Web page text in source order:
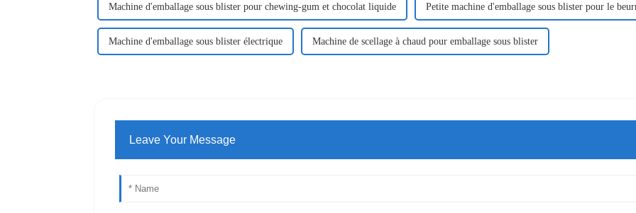
Machine d'emballage sous blister pour chewing-gum et chocolat liquide Petite machine d'emballage sous blister pour le
Machine d'emballage sous blister électrique Machine de scellage à chaud pour emballage sous blister
Leave Your Message